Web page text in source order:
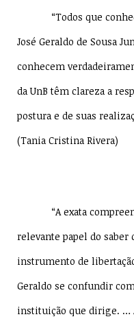
“Todos que
José Geraldo de Sousa
conhecem
da UnB têm clareza a
postura e de suas
(Tania Cristina Rivera)
“A exata
relevante papel do saber
instrumento de
Geraldo se confundir
instituição que dirige. …